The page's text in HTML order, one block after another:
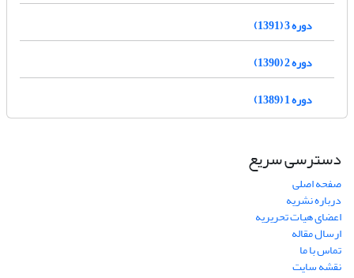
دوره 3 (1391)
دوره 2 (1390)
دوره 1 (1389)
دسترسی سریع
صفحه اصلی
درباره نشریه
اعضای هیات تحریریه
ارسال مقاله
تماس با ما
نقشه سایت